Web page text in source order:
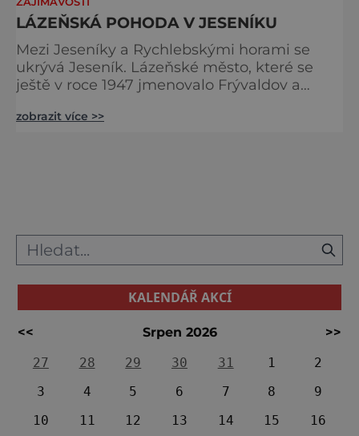
LÁZEŇSKÁ POHODA V JESENÍKU
Mezi Jeseníky a Rychlebskými horami se
ukrývá Jeseník. Lázeňské město, které se
ještě v roce 1947 jmenovalo Frývaldov a
národnosti, je možná nenápadné, i přesto
zobrazit více >>
KALENDÁŘ AKCÍ
<< Srpen 2026
>>
27
28 29 30 31 1
2
3
4 5 6 7 8
9
10
11 12 13 14 15
16